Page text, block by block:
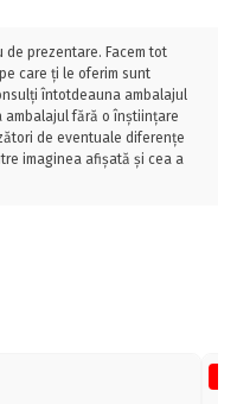
prezentare. Facem tot
care ți le oferim sunt
întotdeauna ambalajul
ambalajul fără o înștiințare
de eventuale diferențe
imaginea afișată și cea a